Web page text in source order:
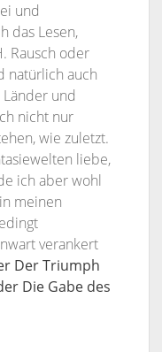
und
das Lesen,
Rausch oder
natürlich auch
und
nicht nur
wie zuletzt.
liebe,
ich aber wohl
meinen
verankert
Der Triumph
Die Gabe des